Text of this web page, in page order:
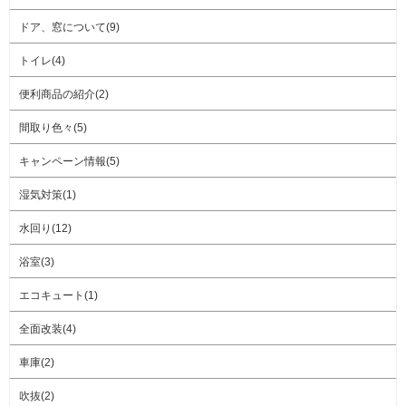
ドア、窓について(9)
トイレ(4)
便利商品の紹介(2)
間取り色々(5)
キャンペーン情報(5)
湿気対策(1)
水回り(12)
浴室(3)
エコキュート(1)
全面改装(4)
車庫(2)
吹抜(2)